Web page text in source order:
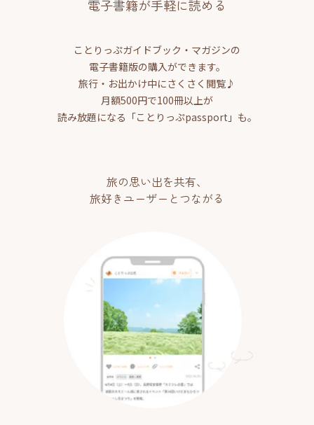
電子書籍が手軽に読める
ことりっぷガイドブック・マガジンの
電子書籍版の購入ができます。
旅行・お出かけ中にさくさく閲覧♪
月額500円で100冊以上が
読み放題になる「ことりっぷpassport」も。
旅の思い出を共有、
旅好きユーザーとつながる